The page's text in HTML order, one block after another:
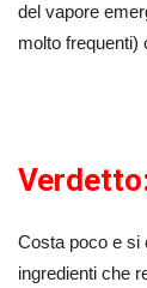
del vapore
molto frequenti)
Costa poco e si
ingredienti che